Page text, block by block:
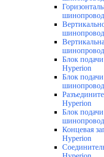
Блок
Hyperion
Блок
Hyperion
Блок
Концевая
Hyperion